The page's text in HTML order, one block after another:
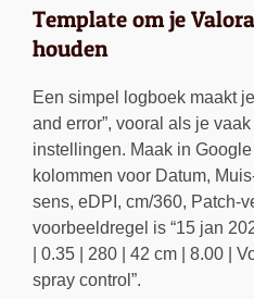
Template om je
houden
Een simpel logboek maakt
and error”, vooral als je
instellingen. Maak in
kolommen voor Datum,
sens, eDPI, cm/360, Patch-
voorbeeldregel is “15 jan
| 0.35 | 280 | 42 cm | 8.00 |
spray control”.